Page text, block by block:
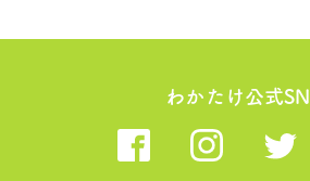
わかたけ公式